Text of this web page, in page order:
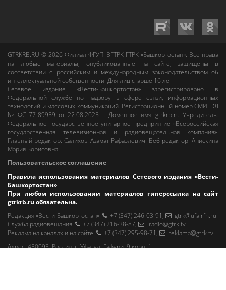
GTRKRB.RU © 2026Филиал ФГУП ВГТРК ГТРК «Башкортостан». Все права
на любые материалы, опубликованные на сайте, защищены в
соответствии с российским и международным законодательством об
интеллектуальной собственности. Для лиц старше 16 лет.
Сетевое издание «Вести-Башкортостан»зарегистрировано в
Федеральной службе по надзору в сфере связи, информационных
технологий и массовых коммуникаций. Регистрационный номер СМИ: ЭЛ
№ ФС 77-89959 от 22.08.2025 г. Доменное имя:gtrkrb.ru Учредитель:
Федеральное государственное унитарное предприятие «Всероссийская
государственная телевизионная и радиовещательная компания».
Главный редактор:Салихов Азамат Рафаэлевич. Веб-редактор:Анискина
Мария Борисовна.
Пользовательское соглашение
Правила использования материалов Сетевого издания «Вести-
Башкортостан»
При любом использовании материалов гиперссылка на сайт
gtrkrb.ru обязательна.
Редакция «Вести-Башкортостан»: +7 (347) 246-03-91 ,
gtrk@ufa.rfn.ru
Cлужба радиовещания: +7 (347) 216-38-87,
radio@gtrk.tv
Реклама на каналах и на сайте: +7 (347) 295-98-71 ,
reklama@gtrk.tv
Адрес:450093,Россия, г. Уфа, ул.Гафури, 9 корп. 1